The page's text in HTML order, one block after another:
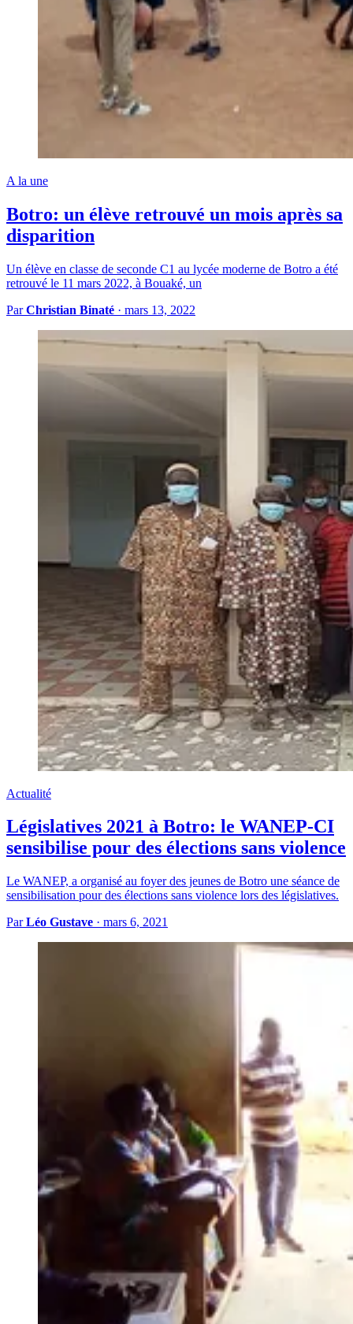
A la une
Botro: un élève retrouvé un mois après sa
disparition
Un élève en classe de seconde C1 au lycée moderne de Botro a été
retrouvé le 11 mars 2022, à Bouaké, un
ParChristian Binaté · mars 13, 2022
Actualité
Législatives 2021 à Botro: le WANEP-CI
sensibilise pour des élections sans violence
Le WANEP, a organisé au foyer des jeunes de Botro une séance de
sensibilisation pour des élections sans violence lors des législatives.
ParLéo Gustave · mars 6, 2021